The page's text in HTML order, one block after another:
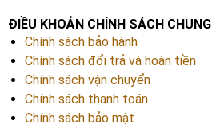
ĐIỀU KHOẢN CHÍNH SÁCH CHUNG
Chính sách bảo hành
Chính sách đổi trả và hoàn tiền
Chính sách vận chuyển
Chính sách thanh toán
Chính sách bảo mật